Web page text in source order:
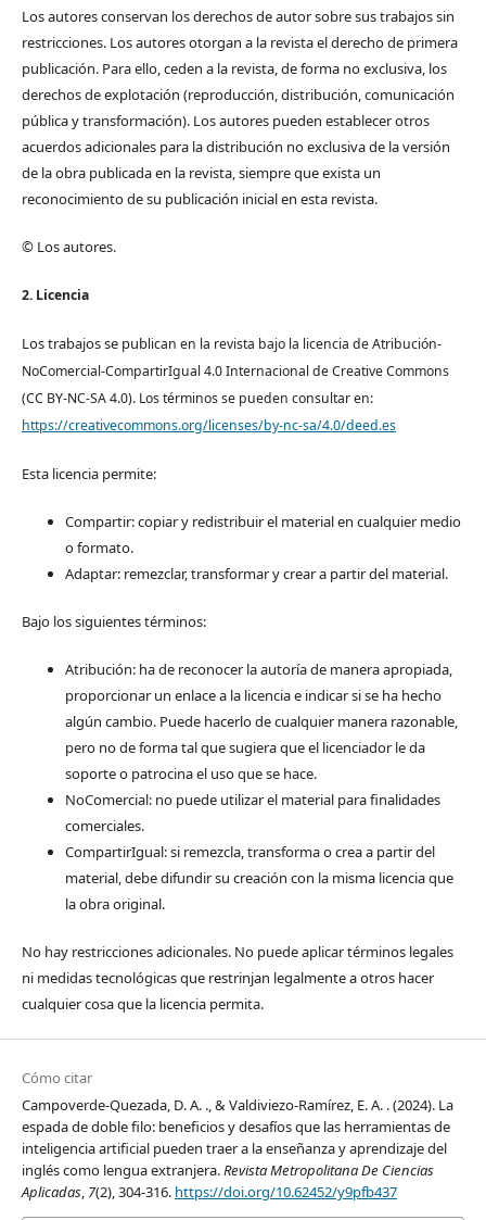
Los autores conservan los derechos de autor sobre sus trabajos sin
restricciones. Los autores otorgan a la revista el derecho de primera
publicación. Para ello, ceden a la revista, de forma no exclusiva, los
derechos de explotación (reproducción, distribución, comunicación
pública y transformación). Los autores pueden establecer otros
acuerdos adicionales para la distribución no exclusiva de la versión
de la obra publicada en la revista, siempre que exista un
reconocimiento de su publicación inicial en esta revista.
© Los autores.
2. Licencia
Los trabajos se publican en la revista bajo la licencia de Atribución-
NoComercial-CompartirIgual 4.0 Internacional de Creative Commons
(CC BY-NC-SA 4.0). Los términos se pueden consultar en:
https://creativecommons.org/licenses/by-nc-sa/4.0/deed.es
Esta licencia permite:
Compartir: copiar y redistribuir el material en cualquier medio
o formato.
Adaptar: remezclar, transformar y crear a partir del material.
Bajo los siguientes términos:
Atribución: ha de reconocer la autoría de manera apropiada,
proporcionar un enlace a la licencia e indicar si se ha hecho
algún cambio. Puede hacerlo de cualquier manera razonable,
pero no de forma tal que sugiera que el licenciador le da
soporte o patrocina el uso que se hace.
NoComercial: no puede utilizar el material para finalidades
comerciales.
CompartirIgual: si remezcla, transforma o crea a partir del
material, debe difundir su creación con la misma licencia que
la obra original.
No hay restricciones adicionales. No puede aplicar términos legales
ni medidas tecnológicas que restrinjan legalmente a otros hacer
cualquier cosa que la licencia permita.
Cómo citar
Campoverde-Quezada, D. A. ., & Valdiviezo-Ramírez, E. A. . (2024). La
espada de doble filo: beneficios y desafíos que las herramientas de
inteligencia artificial pueden traer a la enseñanza y aprendizaje del
inglés como lengua extranjera.Revista Metropolitana De Ciencias
Aplicadas, 7(2), 304-316. https://doi.org/10.62452/y9pfb437